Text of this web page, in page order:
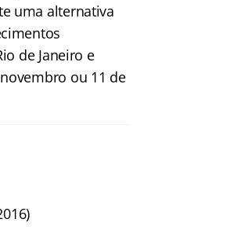
uma alternativa
de Janeiro e
ou 11 de